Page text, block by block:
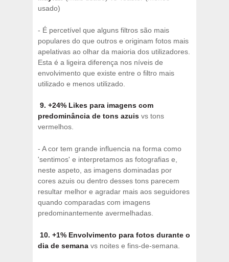
usado)
- É percetível que alguns filtros são mais
populares do que outros e originam fotos mais
apelativas ao olhar da maioria dos utilizadores.
Esta é a ligeira diferença nos níveis de
envolvimento que existe entre o filtro mais
utilizado e menos utilizado.
9. +24% Likes para imagens com
predominância de tons azuis vs tons
vermelhos.
- A cor tem grande influencia na forma como
'sentimos' e interpretamos as fotografias e,
neste aspeto, as imagens dominadas por
cores azuis ou dentro desses tons parecem
resultar melhor e agradar mais aos seguidores
quando comparadas com imagens
predominantemente avermelhadas.
10. +1% Envolvimento para fotos durante o
dia de semana vs noites e fins-de-semana.